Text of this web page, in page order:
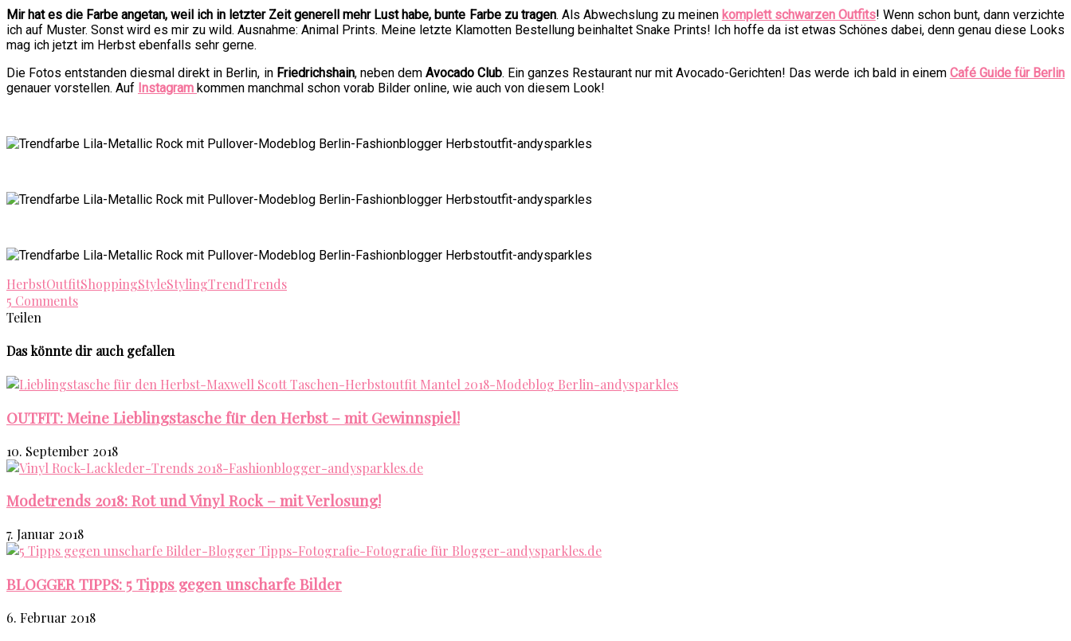
Mir hat es die Farbe angetan, weil ich in letzter Zeit generell mehr Lust habe, bunte Farbe zu tragen. Als Abwechslung zu meinen komplett schwarzen Outfits! Wenn schon bunt, dann verzichte
ich auf Muster. Sonst wird es mir zu wild. Ausnahme: Animal Prints. Meine letzte Klamotten Bestellung beinhaltet Snake Prints! Ich hoffe da ist etwas Schönes dabei, denn genau diese Looks
mag ich jetzt im Herbst ebenfalls sehr gerne.
Die Fotos entstanden diesmal direkt in Berlin, in Friedrichshain, neben dem Avocado Club. Ein ganzes Restaurant nur mit Avocado-Gerichten! Das werde ich bald in einem Café Guide für Berlin
genauer vorstellen. Auf Instagram kommen manchmal schon vorab Bilder online, wie auch von diesem Look!
HerbstOutfitShoppingStyleStylingTrendTrends
5 Comments
Teilen
Das könnte dir auch gefallen
OUTFIT: Meine Lieblingstasche für den Herbst – mit Gewinnspiel!
10. September 2018
Modetrends 2018: Rot und Vinyl Rock – mit Verlosung!
7. Januar 2018
BLOGGER TIPPS: 5 Tipps gegen unscharfe Bilder
6. Februar 2018